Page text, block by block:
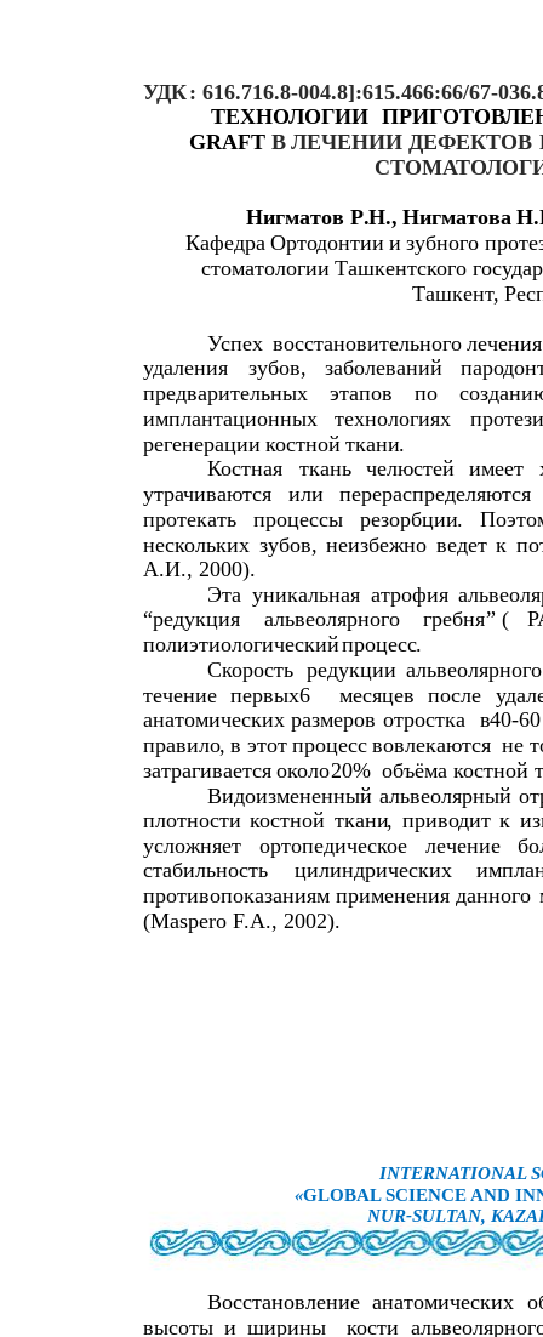
УДК: 616.716.8-004.8]:615.466:66/67-
ТЕХНОЛОГИИ
GRAFT В ЛЕЧЕНИИ ДЕФЕКТОВ
Нигматов Р.Н., Нигматова Н.
Кафедра Ортодонтии и зубного
стоматологии Ташкентского
Ташкент,
Успех восстановительного лечения
удаления
зубов, заболеваний
предварительных
этапов по
имплантационных
технологиях
регенерации костной ткани.
Костная
ткань челюстей имеет
утрачиваются
или
перераспределяются
протекать
процессы резорбции.
нескольких зубов, неизбежно ведет к
А.И., 2000).
Эта уникальная атрофия
“редукция альвеолярного гребня” (
полиэтиологическийпроцесс.
Скорость редукции альвеолярного
течение первых6 месяцев после
анатомических размеров отростка в40-
правило, в этот процесс вовлекаются не
затрагивается около20% объёма костной
Видоизмененный альвеолярный
плотности костной ткани, приводит к
усложняет
ортопедическое лечение
стабильность
цилиндрических
противопоказаниям применения данного
(Maspero F.A., 2002).
INTERNATIONAL
«GLOBAL SCIENCE AND
NUR-SULTAN,
Восстановление анатомических
высоты и ширины кости